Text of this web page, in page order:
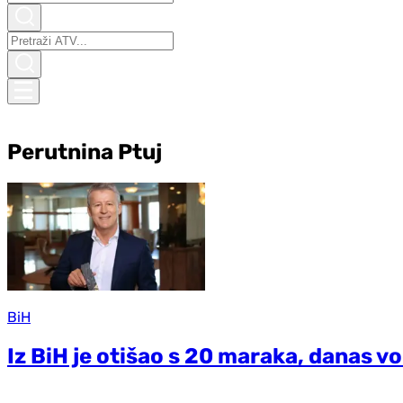
Perutnina Ptuj
BiH
Iz BiH je otišao s 20 maraka, danas